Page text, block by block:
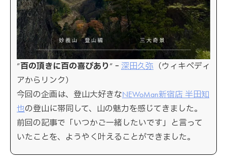
”百の頂きに百の喜びあり”‐ 深田久弥 （ウィキペディ
アからリンク）
今回の企画は、登山大好きなNEWoMan新宿店 半田知
也の登山に帯同して、山の魅力を感じてきました。
前回の記事で「いつかご一緒したいです」と言って
いたことを、ようやく叶えることができました。